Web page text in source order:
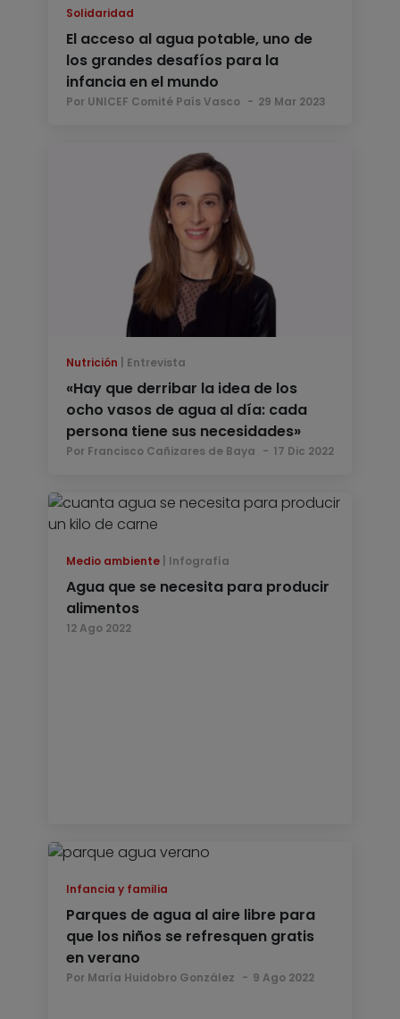
Solidaridad
El acceso al agua potable, uno de
los grandes desafíos para la
infancia en el mundo
Por UNICEF Comité País Vasco 29 Mar 2023
Nutrición Entrevista
«Hay que derribar la idea de los
ocho vasos de agua al día: cada
persona tiene sus necesidades»
Por Francisco Cañizares de Baya 17 Dic 2022
Medio ambiente Infografía
Agua que se necesita para producir
alimentos
12 Ago 2022
Infancia y familia
Parques de agua al aire libre para
que los niños se refresquen gratis
en verano
Por María Huidobro González 9 Ago 2022